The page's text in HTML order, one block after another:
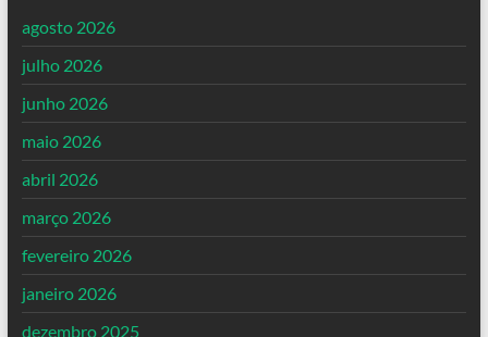
agosto 2026
julho 2026
junho 2026
maio 2026
abril 2026
março 2026
fevereiro 2026
janeiro 2026
dezembro 2025